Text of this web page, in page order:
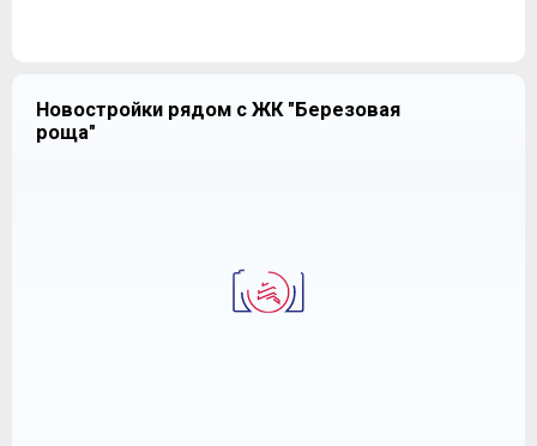
Новостройки рядом с ЖК "Березовая
роща"